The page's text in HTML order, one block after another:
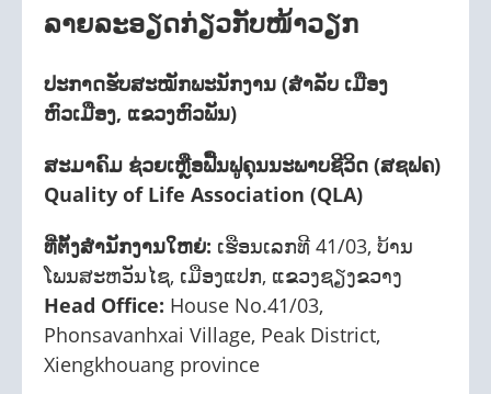
ລາຍລະອຽດກ່ຽວກັບໜ້າວຽກ
ປະກາດຮັບສະໝັກພະນັກງານ (ສຳລັບ ເມືອງ
ຫົວເມືອງ, ແຂວງຫົວພັນ)
ສະມາຄົມ ຊ່ວຍເຫຼືອຟື້ນຟູຄຸນນະພາບຊີວິດ (ສຊຟຄ)
Quality of Life Association (QLA)
ທີ່ຕັ້ງສຳນັກງານໃຫຍ່: ເຮືອນເລກທີ 41/03, ບ້ານ
ໂພນສະຫວັນໄຊ, ເມືອງແປກ, ແຂວງຊຽງຂວາງ
Head Office: House No.41/03,
Phonsavanhxai Village, Peak District,
Xiengkhouang province